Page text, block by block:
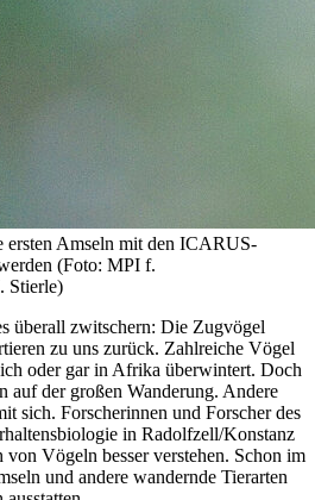
ersten Amseln mit den ICARUS-
(Foto: MPI f.
Stierle)
überall zwitschern: Die Zugvögel
zu uns zurück. Zahlreiche Vögel
oder gar in Afrika überwintert. Doch
auf der großen Wanderung. Andere
sich. Forscherinnen und Forscher des
in Radolfzell/Konstanz
Vögeln besser verstehen. Schon im
und andere wandernde Tierarten